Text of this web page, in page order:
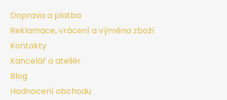
Doprava a platba
Reklamace, vrácení a výměna zboží
Kontakty
Kancelář a ateliér
Blog
Hodnocení obchodu